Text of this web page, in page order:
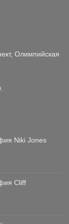
Олимпийская
Niki Jones
Cliff